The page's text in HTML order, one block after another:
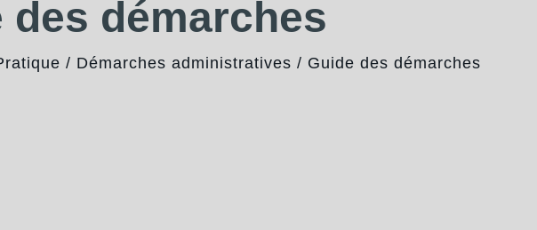
des démarches
/ Démarches administratives / Guide des démarches